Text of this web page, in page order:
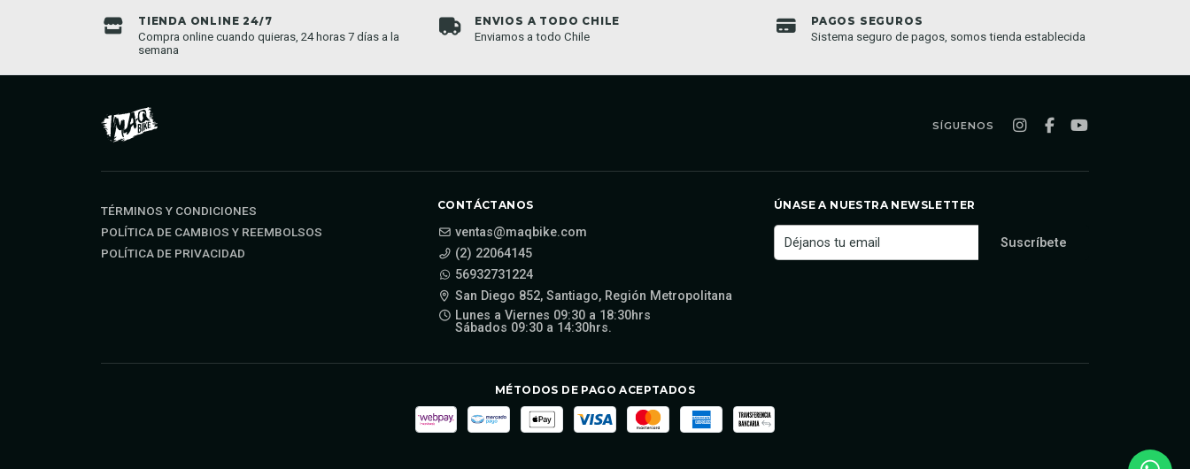
TIENDA ONLINE 24/7
Compra online cuando quieras, 24 horas 7 días a la
semana
ENVIOS A TODO CHILE
Enviamos a todo Chile
PAGOS SEGUROS
Sistema seguro de pagos, somos tienda establecida
SÍGUENOS
TÉRMINOS Y CONDICIONES
POLÍTICA DE CAMBIOS Y REEMBOLSOS
POLÍTICA DE PRIVACIDAD
CONTÁCTANOS
ventas@maqbike.com
(2) 22064145
56932731224
San Diego 852, Santiago, Región Metropolitana
Lunes a Viernes 09:30 a 18:30hrs
Sábados 09:30 a 14:30hrs.
ÚNASE A NUESTRA NEWSLETTER
MÉTODOS DE PAGO ACEPTADOS